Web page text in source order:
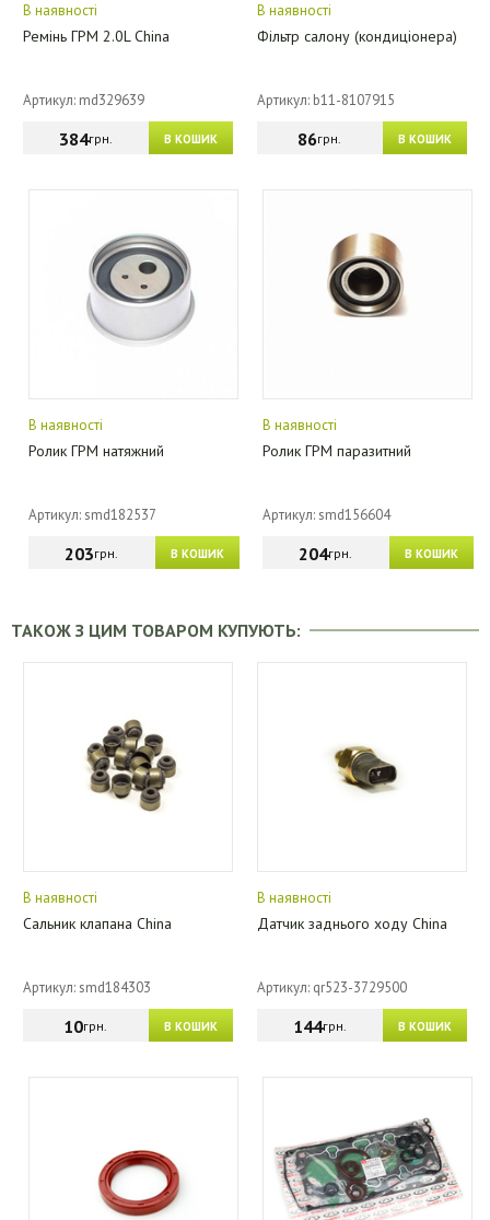
В наявності
Ремінь ГРМ 2.0L China
Артикул: md329639
В КОШИК
384грн.
В наявності
Фільтр салону (кондиціонера)
Артикул: b11-8107915
В КОШИК
86грн.
В наявності
Ролик ГРМ натяжний
Артикул: smd182537
В КОШИК
203грн.
В наявності
Ролик ГРМ паразитний
Артикул: smd156604
В КОШИК
204грн.
ТАКОЖ З ЦИМ ТОВАРОМ КУПУЮТЬ:
В наявності
Сальник клапана China
Артикул: smd184303
В КОШИК
10грн.
В наявності
Датчик заднього ходу China
Артикул: qr523-3729500
В КОШИК
144грн.